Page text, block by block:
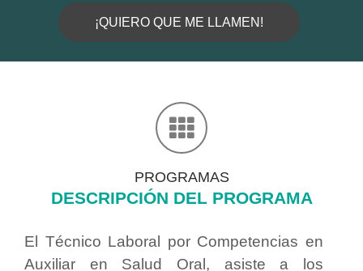
¡QUIERO QUE ME LLAMEN!
PROGRAMAS
DESCRIPCIÓN DEL PROGRAMA
El Técnico Laboral por Competencias en
Auxiliar en Salud Oral, asiste a los